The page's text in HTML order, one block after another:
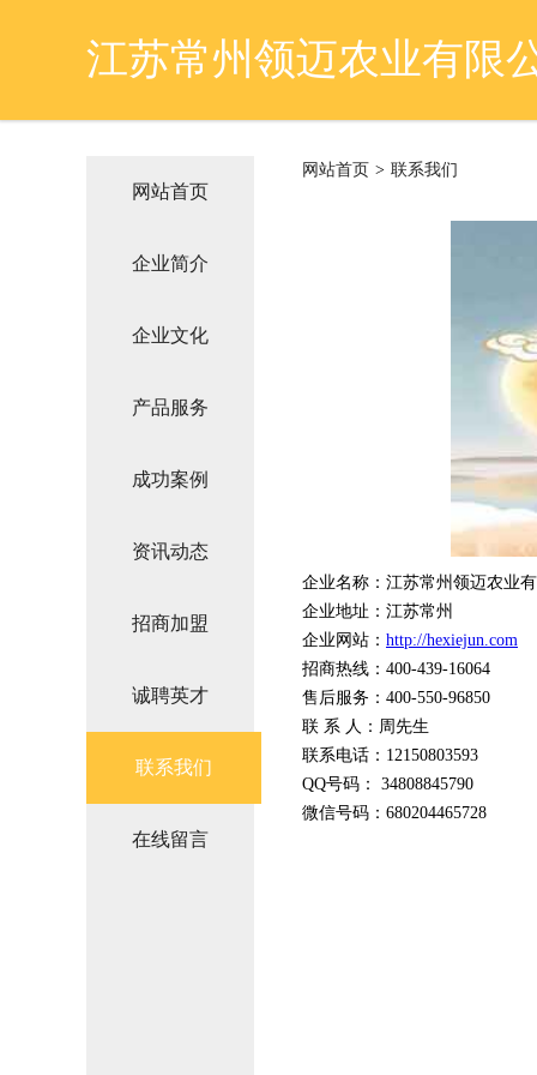
江苏常州领迈农业有限
网站首页
企业简介
企业文化
产品服务
成功案例
资讯动态
招商加盟
诚聘英才
联系我们
在线留言
网站首页 > 联系我们
企业名称：江苏常州领迈农业
企业地址：江苏常州
企业网站： http://hexiejun.com
招商热线：400-439-16064
售后服务：400-550-96850
联 系 人：周先生
联系电话：12150803593
QQ号码： 34808845790
微信号码：680204465728